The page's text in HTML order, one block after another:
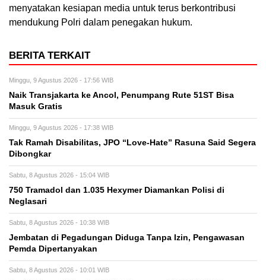
menyatakan kesiapan media untuk terus berkontribusi
mendukung Polri dalam penegakan hukum.
BERITA TERKAIT
Minggu, 9 Agustus 2026 - 17:56 WIB
Naik Transjakarta ke Ancol, Penumpang Rute 51ST Bisa
Masuk Gratis
Minggu, 9 Agustus 2026 - 17:38 WIB
Tak Ramah Disabilitas, JPO “Love-Hate” Rasuna Said Segera
Dibongkar
Sabtu, 8 Agustus 2026 - 15:04 WIB
750 Tramadol dan 1.035 Hexymer Diamankan Polisi di
Neglasari
Sabtu, 8 Agustus 2026 - 10:38 WIB
Jembatan di Pegadungan Diduga Tanpa Izin, Pengawasan
Pemda Dipertanyakan
Sabtu, 8 Agustus 2026 - 10:01 WIB